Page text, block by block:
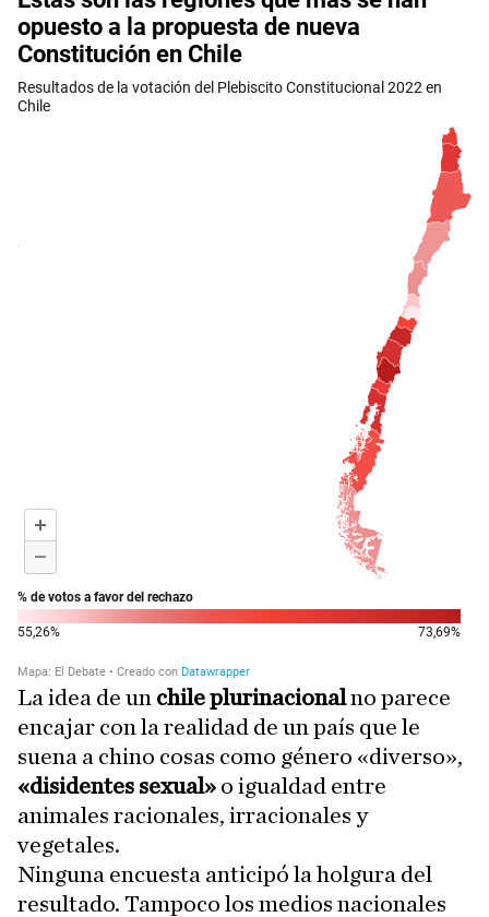
La idea de un chile plurinacionalno parece
encajar con la realidad de un país que le
suena a chino cosas como género «diverso»,
«disidentes sexual» o igualdad entre
animales racionales, irracionales y
vegetales.
Ninguna encuesta anticipó la holgura del
resultado. Tampoco los medios nacionales